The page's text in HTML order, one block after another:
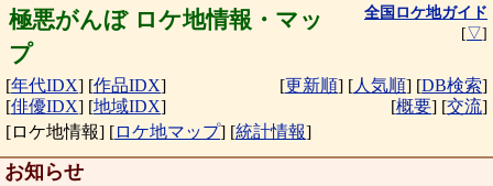
極悪がんぼ ロケ地情報・マッ
プ
全国ロケ地ガイド
[▽]
[年代IDX] [作品IDX]
[俳優IDX] [地域IDX]
[更新順] [人気順] [DB検索]
[概要] [交流]
[ロケ地情報] [ロケ地マップ] [統計情報]
お知らせ